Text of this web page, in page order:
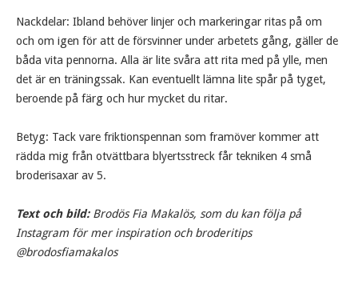
Nackdelar: Ibland behöver linjer och markeringar ritas på om
och om igen för att de försvinner under arbetets gång, gäller de
båda vita pennorna. Alla är lite svåra att rita med på ylle, men
det är en träningssak. Kan eventuellt lämna lite spår på tyget,
beroende på färg och hur mycket du ritar.
Betyg: Tack vare friktionspennan som framöver kommer att
rädda mig från otvättbara blyertsstreck får tekniken 4 små
broderisaxar av 5.
Text och bild:Brodös Fia Makalös, som du kan följa på
Instagram för mer inspiration och broderitips
@brodosfiamakalos